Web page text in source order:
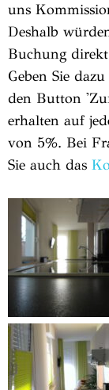
uns
Deshalb
Buchung
Geben Sie
den Button
erhalten auf
von 5%. Bei
Sie auch das